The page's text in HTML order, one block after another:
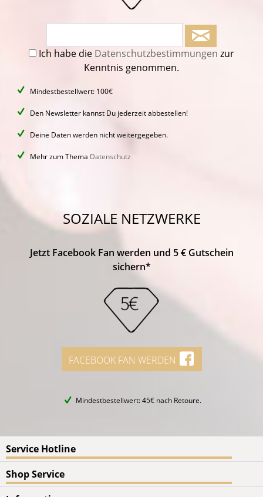
Ich habe die Datenschutzbestimmungen zur
Kenntnis genommen.
Mindestbestellwert: 100€
Den Newsletter kannst Du jederzeit abbestellen!
Deine Daten werden nicht weitergegeben.
Mehr zum Thema Datenschutz
SOZIALE NETZWERKE
Jetzt Facebook Fan werden und 5 € Gutschein
sichern*
FACEBOOK FAN WERDEN
Mindestbestellwert: 45€ nach Retoure.
Service Hotline
Shop Service